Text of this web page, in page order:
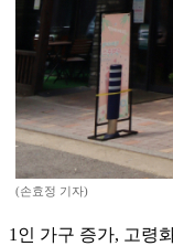
(손효정 기자)
1인 가구 증가, 고령